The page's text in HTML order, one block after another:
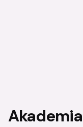
Akademia